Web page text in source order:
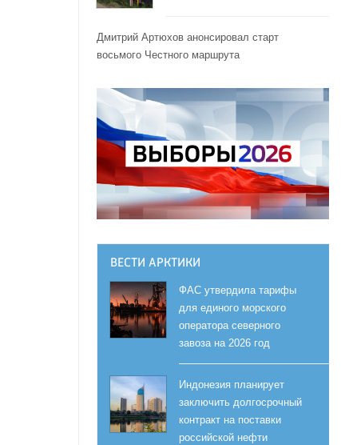
Дмитрий Артюхов анонсировал старт
восьмого Честного маршрута
ВЕСТИ АРКТИКИ
ФАС утвердила тарифы
для единого морского
оператора северного
завоза на 2026 год
Индонезия планирует
заключить долгосрочный
контракт на поставки
российской нефти